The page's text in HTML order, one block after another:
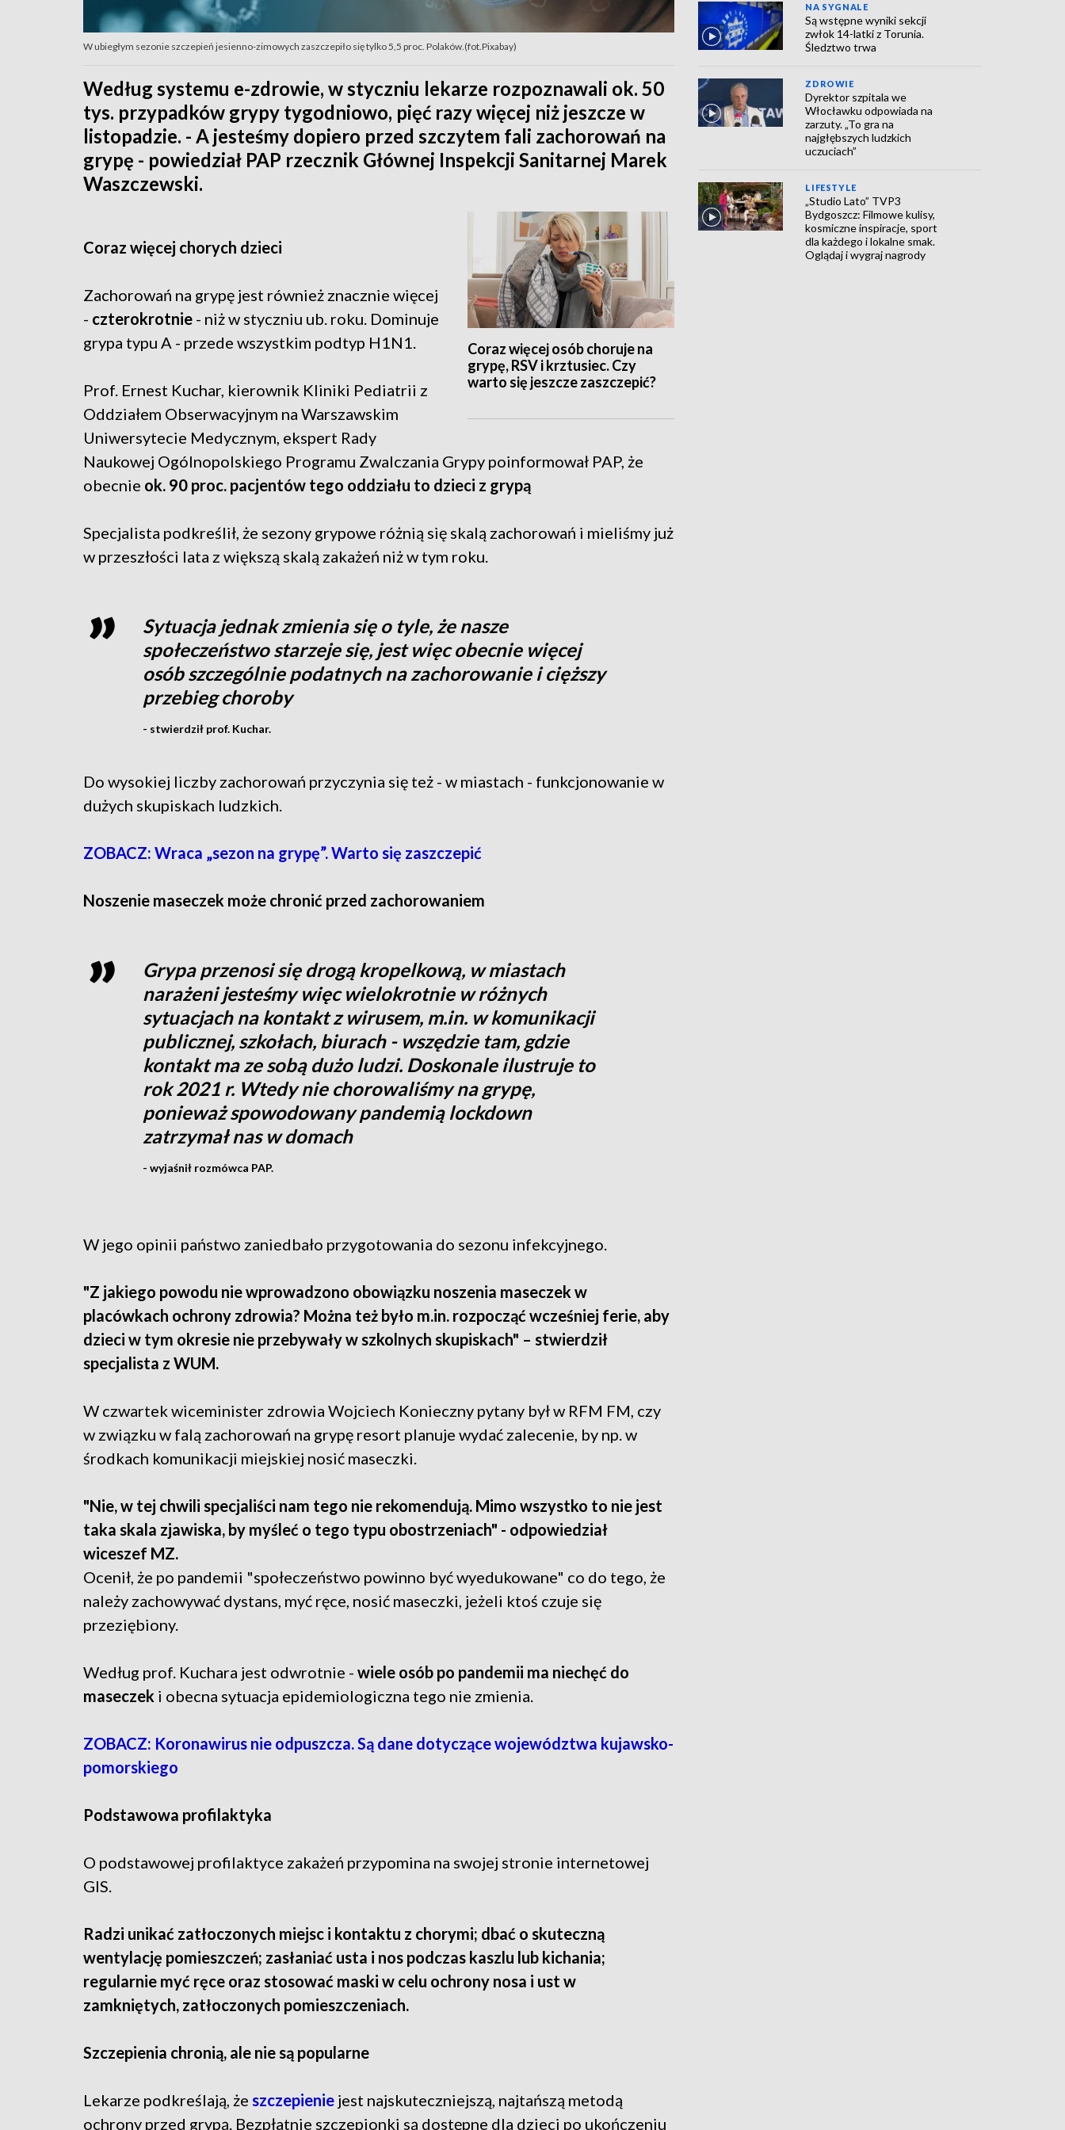
W ubiegłym sezonie szczepień jesienno-zimowych zaszczepiło się tylko 5,5 proc. Polaków.(fot.Pixabay)
Według systemu e-zdrowie, w styczniu lekarze rozpoznawali ok. 50
tys. przypadków grypy tygodniowo, pięć razy więcej niż jeszcze w
listopadzie. - A jesteśmy dopiero przed szczytem fali zachorowań na
grypę - powiedział PAP rzecznik Głównej Inspekcji Sanitarnej Marek
Waszczewski.
Coraz więcej osób choruje na
grypę, RSV i krztusiec. Czy
warto się jeszcze zaszczepić?
Coraz więcej chorych dzieci
Zachorowań na grypę jest również znacznie więcej
- czterokrotnie - niż w styczniu ub. roku. Dominuje
grypa typu A - przede wszystkim podtyp H1N1.
Prof. Ernest Kuchar, kierownik Kliniki Pediatrii z
Oddziałem Obserwacyjnym na Warszawskim
Uniwersytecie Medycznym, ekspert Rady
Naukowej Ogólnopolskiego Programu Zwalczania Grypy poinformował PAP, że
obecnie ok. 90 proc. pacjentów tego oddziału to dzieci z grypą
Specjalista podkreślił, że sezony grypowe różnią się skalą zachorowań i mieliśmy już
w przeszłości lata z większą skalą zakażeń niż w tym roku.
Sytuacja jednak zmienia się o tyle, że nasze
społeczeństwo starzeje się, jest więc obecnie więcej
osób szczególnie podatnych na zachorowanie i cięższy
przebieg choroby
- stwierdził prof. Kuchar.
Do wysokiej liczby zachorowań przyczynia się też - w miastach - funkcjonowanie w
dużych skupiskach ludzkich.
ZOBACZ: Wraca „sezon na grypę”. Warto się zaszczepić
Noszenie maseczek może chronić przed zachorowaniem
Grypa przenosi się drogą kropelkową, w miastach
narażeni jesteśmy więc wielokrotnie w różnych
sytuacjach na kontakt z wirusem, m.in. w komunikacji
publicznej, szkołach, biurach - wszędzie tam, gdzie
kontakt ma ze sobą dużo ludzi. Doskonale ilustruje to
rok 2021 r. Wtedy nie chorowaliśmy na grypę,
ponieważ spowodowany pandemią lockdown
zatrzymał nas w domach
- wyjaśnił rozmówca PAP.
W jego opinii państwo zaniedbało przygotowania do sezonu infekcyjnego.
"Z jakiego powodu nie wprowadzono obowiązku noszenia maseczek w
placówkach ochrony zdrowia? Można też było m.in. rozpocząć wcześniej ferie, aby
dzieci w tym okresie nie przebywały w szkolnych skupiskach" – stwierdził
specjalista z WUM.
W czwartek wiceminister zdrowia Wojciech Konieczny pytany był w RFM FM, czy
w związku w falą zachorowań na grypę resort planuje wydać zalecenie, by np. w
środkach komunikacji miejskiej nosić maseczki.
"Nie, w tej chwili specjaliści nam tego nie rekomendują. Mimo wszystko to nie jest
taka skala zjawiska, by myśleć o tego typu obostrzeniach" - odpowiedział
wiceszef MZ.
Ocenił, że po pandemii "społeczeństwo powinno być wyedukowane" co do tego, że
należy zachowywać dystans, myć ręce, nosić maseczki, jeżeli ktoś czuje się
przeziębiony.
Według prof. Kuchara jest odwrotnie - wiele osób po pandemii ma niechęć do
maseczek i obecna sytuacja epidemiologiczna tego nie zmienia.
ZOBACZ: Koronawirus nie odpuszcza. Są dane dotyczące województwa kujawsko-
pomorskiego
Podstawowa profilaktyka
O podstawowej profilaktyce zakażeń przypomina na swojej stronie internetowej
GIS.
Radzi unikać zatłoczonych miejsc i kontaktu z chorymi; dbać o skuteczną
wentylację pomieszczeń; zasłaniać usta i nos podczas kaszlu lub kichania;
regularnie myć ręce oraz stosować maski w celu ochrony nosa i ust w
zamkniętych, zatłoczonych pomieszczeniach.
Szczepienia chronią, ale nie są popularne
Lekarze podkreślają, że szczepienie jest najskuteczniejszą, najtańszą metodą
ochrony przed grypą. Bezpłatnie szczepionki są dostępne dla dzieci po ukończeniu
NA SYGNALE
Są wstępne wyniki sekcji
zwłok 14-latki z Torunia.
Śledztwo trwa
ZDROWIE
Dyrektor szpitala we
Włocławku odpowiada na
zarzuty. „To gra na
najgłębszych ludzkich
uczuciach”
LIFESTYLE
„Studio Lato” TVP3
Bydgoszcz: Filmowe kulisy,
kosmiczne inspiracje, sport
dla każdego i lokalne smak.
Oglądaj i wygraj nagrody